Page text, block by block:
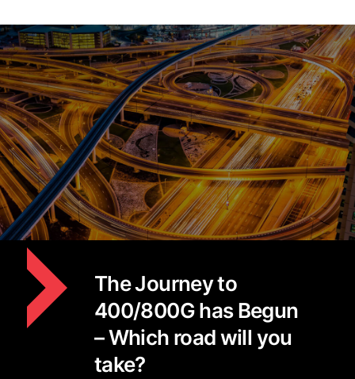
The Journey to
400/800G has Begun
– Which road will you
take?